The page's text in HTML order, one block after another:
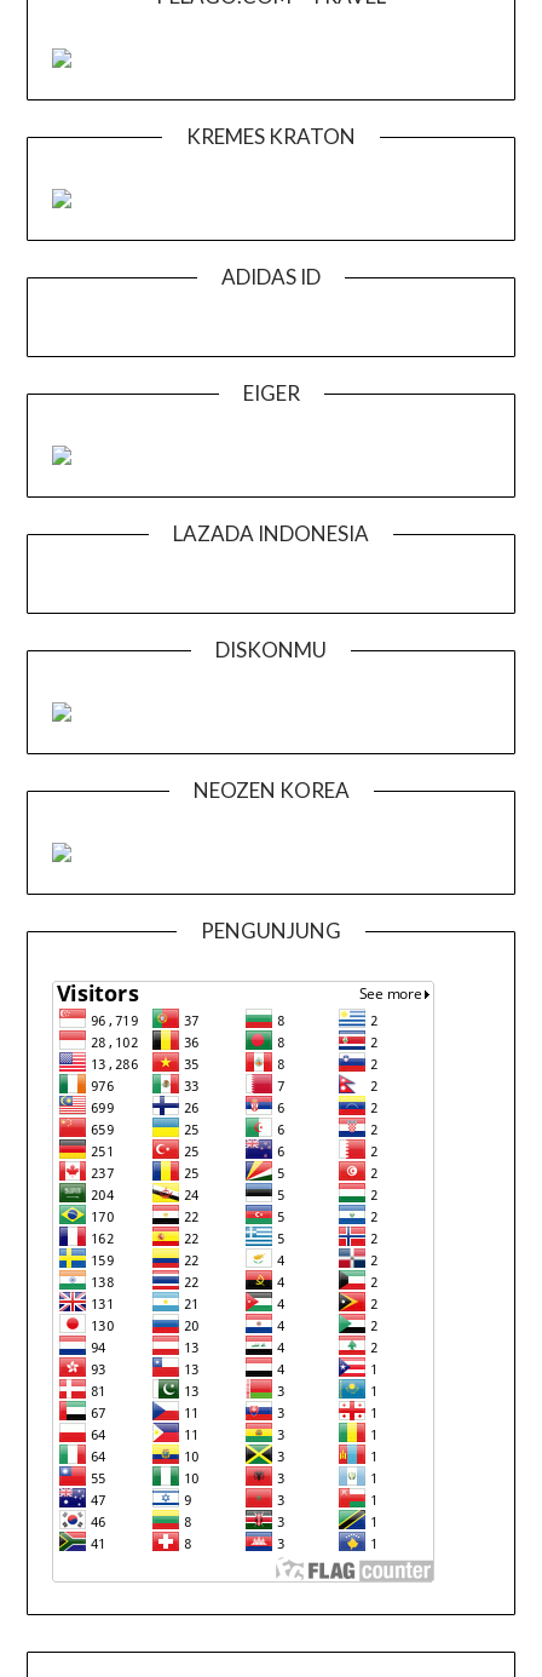
KREMES KRATON
ADIDAS ID
EIGER
LAZADA INDONESIA
DISKONMU
NEOZEN KOREA
PENGUNJUNG